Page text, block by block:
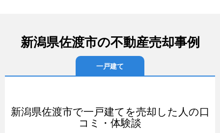
新潟県佐渡市の不動産売却事例
一戸建て
新潟県佐渡市で一戸建てを売却した人の口
コミ・体験談